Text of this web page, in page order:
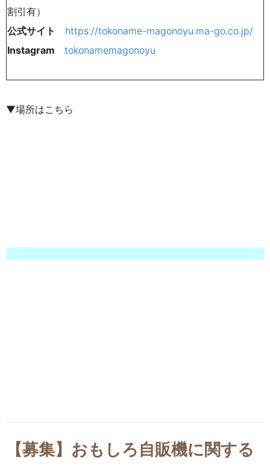
割引有）
公式サイト
https://tokoname-magonoyu.ma-go.co.jp/
Instagram
tokonamemagonoyu
▼場所はこちら
【募集】おもしろ自販機に関する